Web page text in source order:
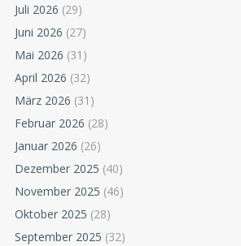
Juli 2026 (29)
Juni 2026 (27)
Mai 2026 (31)
April 2026 (32)
März 2026 (31)
Februar 2026 (28)
Januar 2026 (26)
Dezember 2025 (40)
November 2025 (46)
Oktober 2025 (28)
September 2025 (32)